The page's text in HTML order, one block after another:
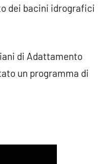
dei bacini idrografici
di Adattamento
un programma di